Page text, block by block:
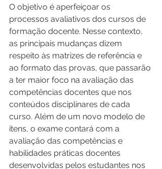
O objetivo é aperfeiçoar os
processos avaliativos dos cursos de
formação docente. Nesse contexto,
as principais mudanças dizem
respeito às matrizes de referência e
ao formato das provas, que passarão
a ter maior foco na avaliação das
competências docentes que nos
conteúdos disciplinares de cada
curso. Além de um novo modelo de
itens, o exame contará com a
avaliação das competências e
habilidades práticas docentes
desenvolvidas pelos estudantes nos